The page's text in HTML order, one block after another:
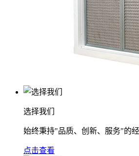
选择我们
始终秉持"品质、创新、服务"的
点击查看